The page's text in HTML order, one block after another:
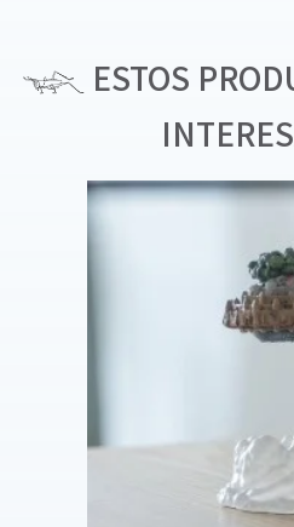
ESTOS